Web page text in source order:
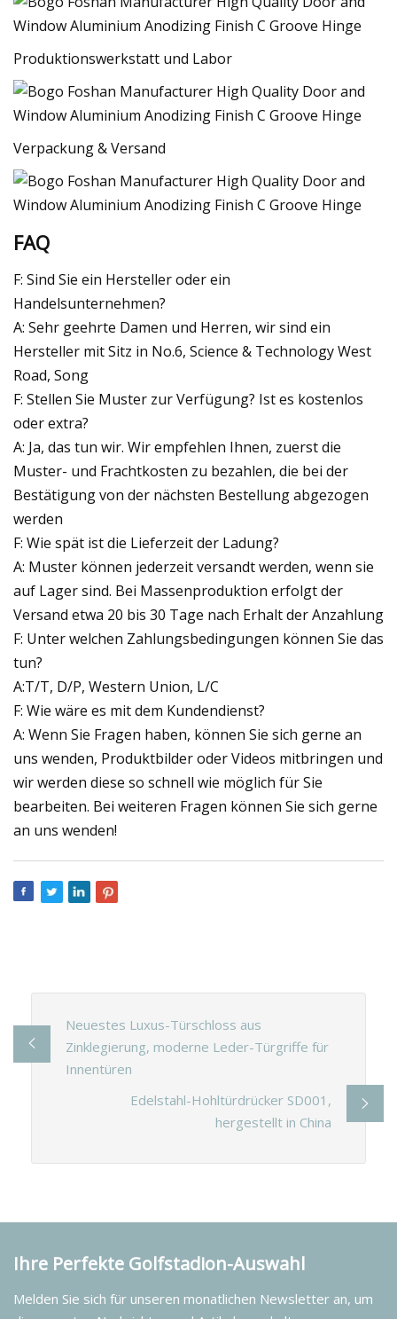
Produktionswerkstatt und Labor
Verpackung & Versand
FAQ
F: Sind Sie ein Hersteller oder ein
Handelsunternehmen?
A: Sehr geehrte Damen und Herren, wir sind ein
Hersteller mit Sitz in No.6, Science & Technology West
Road, Song
F: Stellen Sie Muster zur Verfügung? Ist es kostenlos
oder extra?
A: Ja, das tun wir. Wir empfehlen Ihnen, zuerst die
Muster- und Frachtkosten zu bezahlen, die bei der
Bestätigung von der nächsten Bestellung abgezogen
werden
F: Wie spät ist die Lieferzeit der Ladung?
A: Muster können jederzeit versandt werden, wenn sie
auf Lager sind. Bei Massenproduktion erfolgt der
Versand etwa 20 bis 30 Tage nach Erhalt der Anzahlung
F: Unter welchen Zahlungsbedingungen können Sie das
tun?
A:T/T, D/P, Western Union, L/C
F: Wie wäre es mit dem Kundendienst?
A: Wenn Sie Fragen haben, können Sie sich gerne an
uns wenden, Produktbilder oder Videos mitbringen und
wir werden diese so schnell wie möglich für Sie
bearbeiten. Bei weiteren Fragen können Sie sich gerne
an uns wenden!
Neuestes Luxus-Türschloss aus
Zinklegierung, moderne Leder-Türgriffe für
Innentüren
Edelstahl-Hohltürdrücker SD001,
hergestellt in China
Ihre Perfekte Golfstadion-Auswahl
Melden Sie sich für unseren monatlichen Newsletter an, um